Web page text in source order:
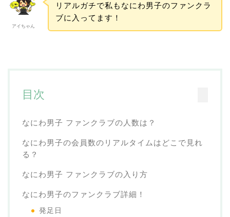
アイちゃん
リアルガチで私もなにわ男子のファンクラ
ブに入ってます！
目次
なにわ男子 ファンクラブの人数は？
なにわ男子の会員数のリアルタイムはどこで見れ
る？
なにわ男子 ファンクラブの入り方
なにわ男子のファンクラブ詳細！
発足日